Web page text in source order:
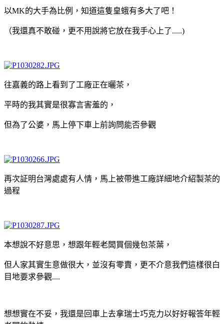
以MK的大手為比例，知道這隻皇蛾有多大了吧！
（我還真不敢碰，更不用說將它放在我手心上了.....)
往嘉義的路上看到了工廠正在曬茶，
平時的我其實是很寡言害羞的，
但為了公婆，馬上停下車上前詢問能否參觀
再次証明台灣處處有人情，馬上被帶進工廠詳細地介紹製茶的
過程
本想說不好意思，想跟年輕老闆買個幾包茶葉，
但人家其實生意做很大，並沒有零賣，更不介意我們這樣很白
目地要求參觀....
想想實在不妥，我還是回車上去拿瑞士巧克力以好好報答年輕